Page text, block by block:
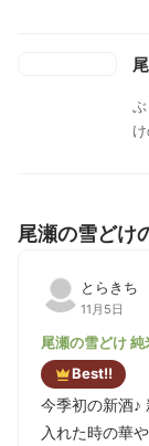
尾瀬の雪どけ
とらきち
11月5日
尾瀬の雪どけ
Best!!
今季初の新酒♪
入れた時の華